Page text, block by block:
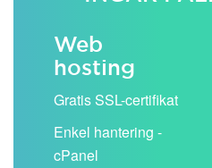
Web
hosting
Gratis SSL-certifikat
Enkel hantering -
cPanel